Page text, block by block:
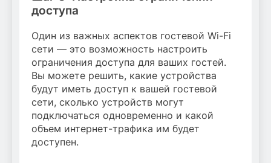
доступа
Один из важных аспектов гостевой Wi-Fi
сети — это возможность настроить
ограничения доступа для ваших гостей.
Вы можете решить, какие устройства
будут иметь доступ к вашей гостевой
сети, сколько устройств могут
подключаться одновременно и какой
объем интернет-трафика им будет
доступен.